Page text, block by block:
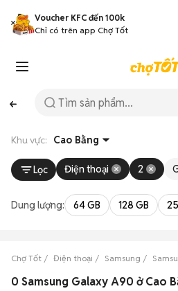
Voucher KFC đến 100k
Chỉ có trên app Chợ Tốt
Khu vực: Cao Bằng
Lọc Điện thoại 2
Dung lượng: 64 GB 128 GB
Chợ Tốt Điện thoại Samsung